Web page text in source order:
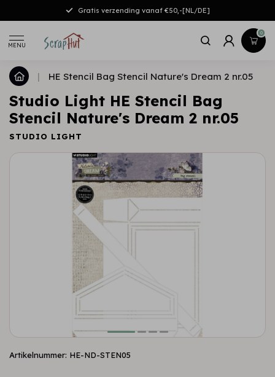
Gratis verzending vanaf €50,-[NL/DE]
MENU
0
| HE Stencil Bag Stencil Nature's Dream 2 nr.05
Studio Light HE Stencil Bag
Stencil Nature's Dream 2 nr.05
STUDIO LIGHT
Artikelnummer: HE-ND-STEN05